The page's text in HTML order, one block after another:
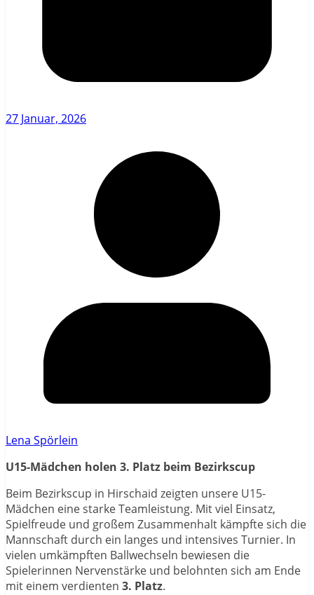
27 Januar, 2026
Lena Spörlein
U15-Mädchen holen 3. Platz beim Bezirkscup
Beim Bezirkscup in Hirschaid zeigten unsere U15-
Mädchen eine starke Teamleistung. Mit viel Einsatz,
Spielfreude und großem Zusammenhalt kämpfte sich die
Mannschaft durch ein langes und intensives Turnier. In
vielen umkämpften Ballwechseln bewiesen die
Spielerinnen Nervenstärke und belohnten sich am Ende
mit einem verdienten 3. Platz.